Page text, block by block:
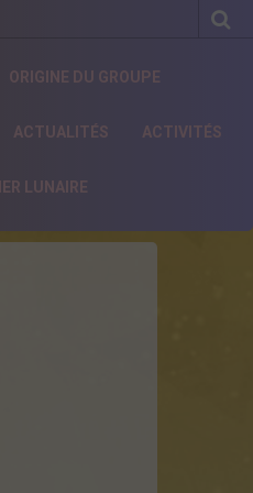
ORIGINE DU GROUPE
ACTUALITÉS ACTIVITÉS
LUNAIRE